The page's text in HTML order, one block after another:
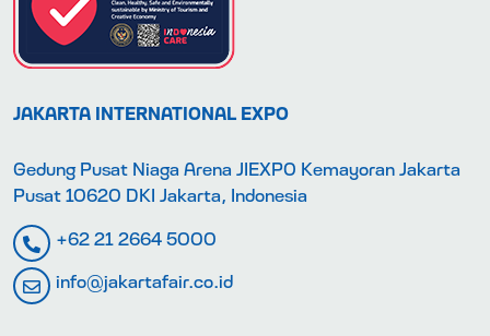
JAKARTA INTERNATIONAL EXPO
Gedung Pusat Niaga Arena JIEXPO Kemayoran Jakarta
Pusat 10620 DKI Jakarta, Indonesia
+62 21 2664 5000
info@jakartafair.co.id